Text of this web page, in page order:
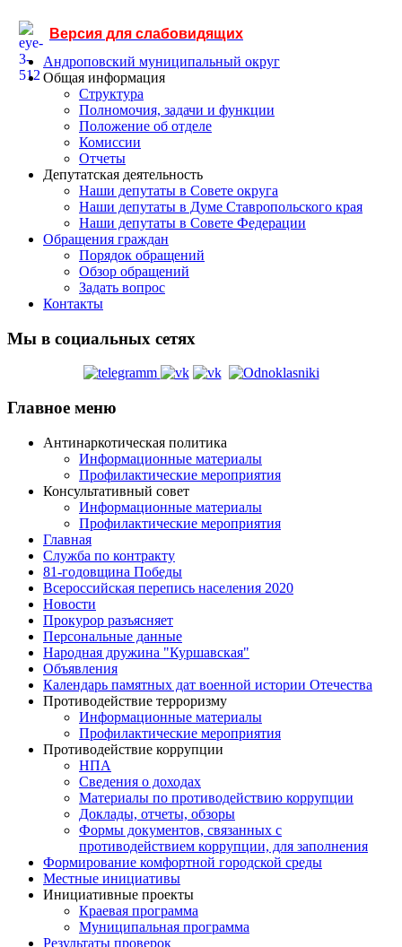
Версия для слабовидящих
Андроповский муниципальный округ
Общая информация
Структура
Полномочия, задачи и функции
Положение об отделе
Комиссии
Отчеты
Депутатская деятельность
Наши депутаты в Совете округа
Наши депутаты в Думе Ставропольского края
Наши депутаты в Совете Федерации
Обращения граждан
Порядок обращений
Обзор обращений
Задать вопрос
Контакты
Мы в социальных сетях
Главное меню
Антинаркотическая политика
Информационные материалы
Профилактические мероприятия
Консультативный совет
Информационные материалы
Профилактические мероприятия
Главная
Служба по контракту
81-годовщина Победы
Всероссийская перепись населения 2020
Новости
Прокурор разъясняет
Персональные данные
Народная дружина "Куршавская"
Объявления
Календарь памятных дат военной истории Отечества
Противодействие терроризму
Информационные материалы
Профилактические мероприятия
Противодействие коррупции
НПА
Сведения о доходах
Материалы по противодействию коррупции
Доклады, отчеты, обзоры
Формы документов, связанных с
противодействием коррупции, для заполнения
Формирование комфортной городской среды
Местные инициативы
Инициативные проекты
Краевая программа
Муниципальная программа
Результаты проверок